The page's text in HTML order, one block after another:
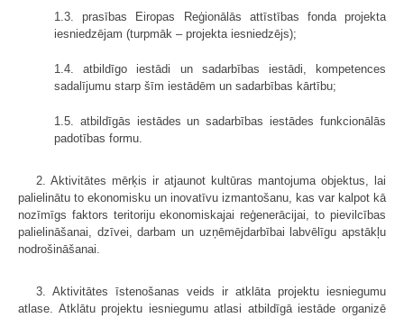
1.3. prasības Eiropas Reģionālās attīstības fonda projekta
iesniedzējam (turpmāk – projekta iesniedzējs);
1.4. atbildīgo iestādi un sadarbības iestādi, kompetences
sadalījumu starp šīm iestādēm un sadarbības kārtību;
1.5. atbildīgās iestādes un sadarbības iestādes funkcionālās
padotības formu.
2. Aktivitātes mērķis ir atjaunot kultūras mantojuma objektus, lai
palielinātu to ekonomisku un inovatīvu izmantošanu, kas var kalpot kā
nozīmīgs faktors teritoriju ekonomiskajai reģenerācijai, to pievilcības
palielināšanai, dzīvei, darbam un uzņēmējdarbībai labvēlīgu apstākļu
nodrošināšanai.
3. Aktivitātes īstenošanas veids ir atklāta projektu iesniegumu
atlase. Atklātu projektu iesniegumu atlasi atbildīgā iestāde organizē